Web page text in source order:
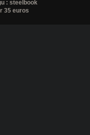
: steelbook
35 euros